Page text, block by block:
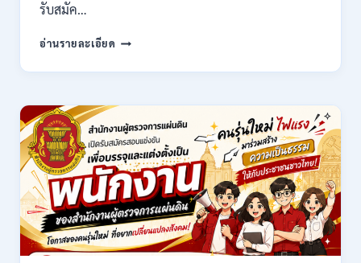
ก
กพ.
สมัคร
17
–
21
สิงหาคม
2569
รับสมัค…
อ่านรายละเอียด มหาวิทยาลัย
ราช
ล้าน
เชียงใหม่
เปิด
รับ
สมัคร
คัด
เลือก
บุคคล
เพื่อ